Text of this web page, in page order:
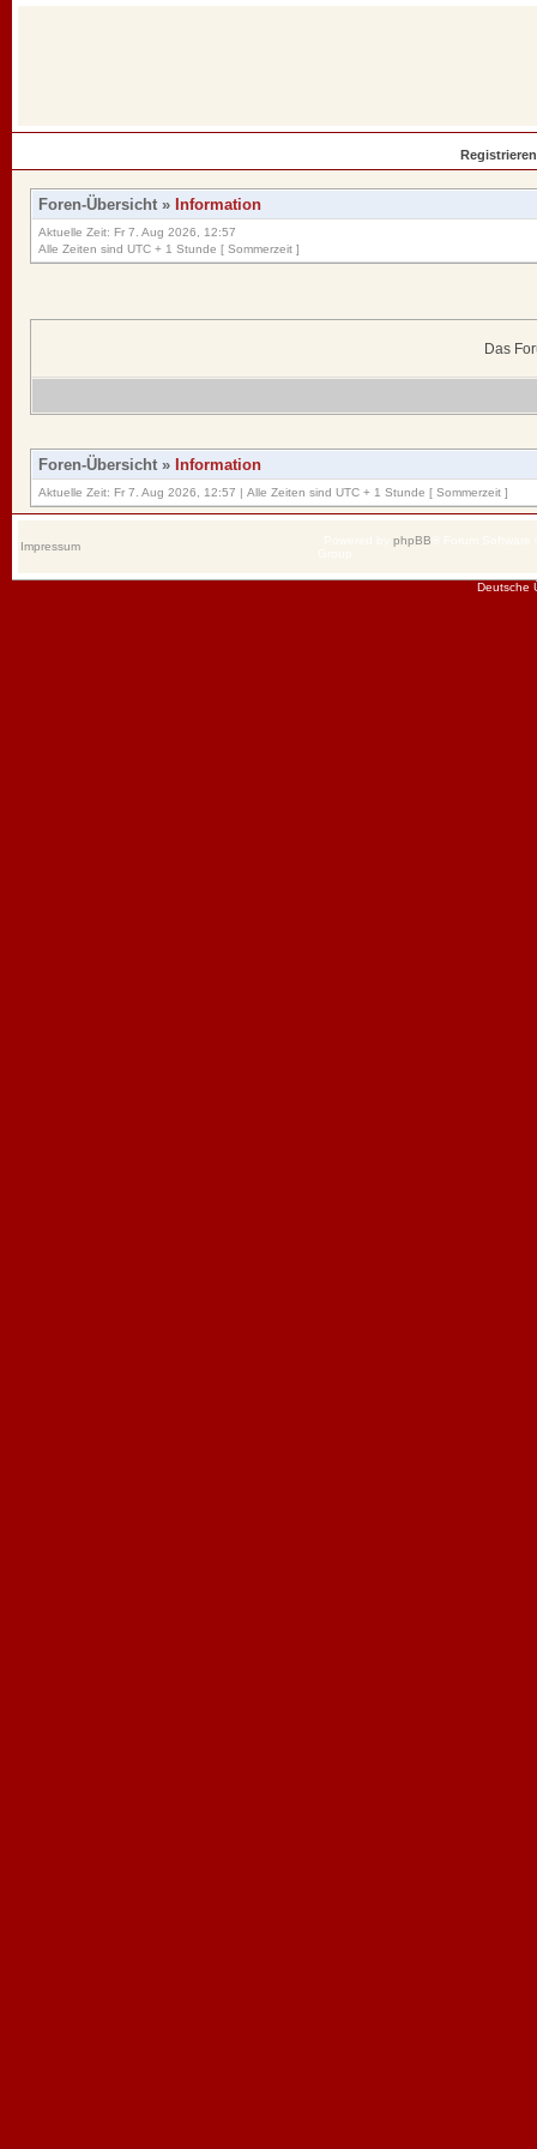
Registrieren
Foren-Übersicht » Information
Aktuelle Zeit: Fr 7. Aug 2026, 12:57
Alle Zeiten sind UTC + 1 Stunde [ Sommerzeit ]
Das
Foren-Übersicht » Information
Aktuelle Zeit: Fr 7. Aug 2026, 12:57 | Alle Zeiten sind UTC + 1 Stunde [ Sommerzeit ]
Impressum phpBB
Deutsche